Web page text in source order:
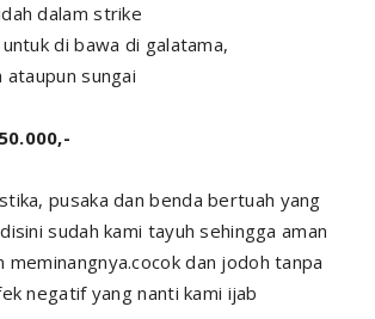
dalam strike
di bawa di galatama,
sungai
pusaka dan benda bertuah yang
sudah kami tayuh sehingga aman
meminangnya.cocok dan jodoh tanpa
negatif yang nanti kami ijab